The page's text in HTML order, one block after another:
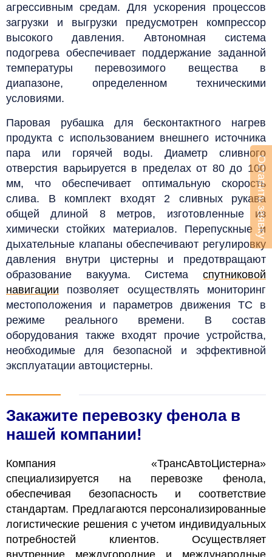
агрессивным средам. Для ускорения процессов
загрузки и выгрузки предусмотрен компрессор
высокого давления. Автономная система
подогрева обеспечивает поддержание заданной
температуры перевозимого вещества в
диапазоне, определенном техническими
условиями.
Паровая рубашка для бесконтактного нагрев
продукта с использованием внешнего источника
пара или горячей воды.Диаметр сливного
отверстия варьируется в пределах от 80 до 100
мм, что обеспечивает оптимальную скорость
слива. В комплект входят 2 сливных рукава
общей длиной 8 метров, изготовленные из
химически стойких материалов. Перепускные и
дыхательные клапаны обеспечивают регулировку
давления внутри цистерны и предотвращают
образование вакуума. Системаспутниковой
навигации позволяет осуществлять мониторинг
местоположения и параметров движения ТС в
режиме реального времени. В состав
оборудования также входят прочие устройства,
необходимые для безопасной и эффективной
эксплуатации автоцистерны.
Закажите перевозку фенола в
нашей компании!
Компания «ТрансАвтоЦистерна»
специализируется на перевозке фенола,
обеспечивая безопасность и соответствие
стандартам. Предлагаются персонализированные
логистические решения с учетом индивидуальных
потребностей клиентов. Осуществляет
внутренние междугородние и международные
Оставить заявку